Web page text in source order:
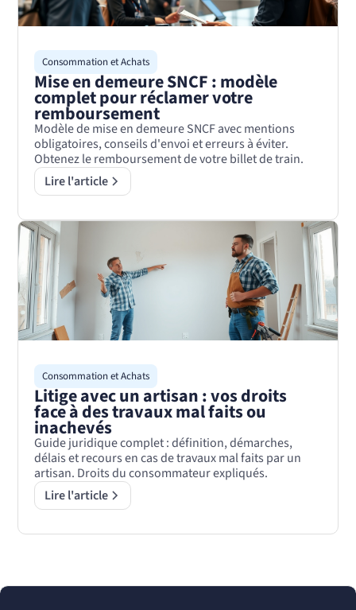
Consommation et Achats
Mise en demeure SNCF : modèle
complet pour réclamer votre
remboursement
Modèle de mise en demeure SNCF avec mentions
obligatoires, conseils d'envoi et erreurs à éviter.
Obtenez le remboursement de votre billet de train.
Lire l'article
Consommation et Achats
Litige avec un artisan : vos droits
face à des travaux mal faits ou
inachevés
Guide juridique complet : définition, démarches,
délais et recours en cas de travaux mal faits par un
artisan. Droits du consommateur expliqués.
Lire l'article